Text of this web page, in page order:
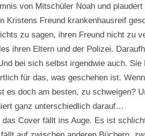
von Mitschüler Noah und plaudert
Kristens Freund krankenhausreif
zu sagen, ihren Freund nicht zu
ihren Eltern und der Polizei.
bei sich selbst irgendwie auch. Sie
für das, was geschehen ist.
es doch am besten, zu schweigen?
ganz unterschiedlich darauf…
Cover fällt ins Auge. Es ist